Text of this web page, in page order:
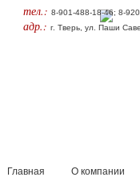
тел.: 8-901-488-18-46; 8-
адр.: г. Тверь, ул. Паши
Главная О компании